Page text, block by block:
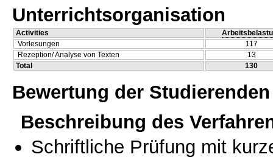
Unterrichtsorganisation
Activities
Vorlesungen
117
Rezeption/ Analyse von Texten
13
Total
130
Bewertung der Studierenden
Beschreibung des
Schriftliche Prüfung mit